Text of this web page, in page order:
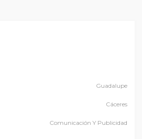
Guadalupe
Cáceres
Comunicación Y Publicidad